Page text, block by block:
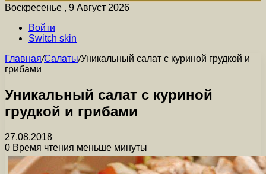
Воскресенье , 9 Август 2026
Войти
Switch skin
Главная/Салаты/Уникальный салат с куриной грудкой и
грибами
Уникальный салат с куриной
грудкой и грибами
27.08.2018
0 Время чтения меньше минуты